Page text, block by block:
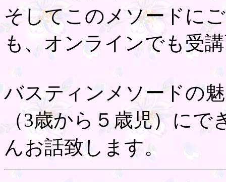
そしてこのメソードに
も、オンラインでも受
バスティンメソードの
（3歳から５歳児）にで
んお話致します。